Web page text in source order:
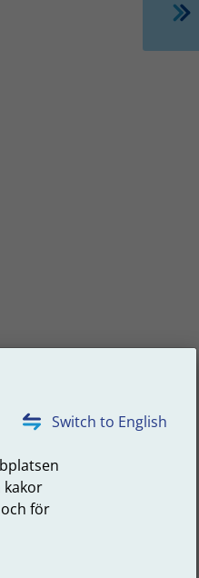
Switch to English
kakor
för
utveckling.
utveckling.